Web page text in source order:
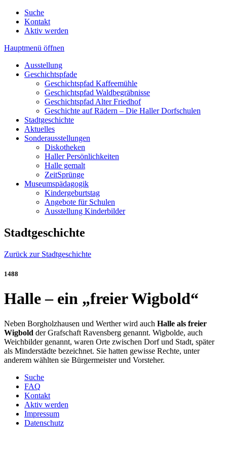
Suche
Kontakt
Aktiv werden
Hauptmenü öffnen
Ausstellung
Geschichtspfade
Geschichtspfad Kaffeemühle
Geschichtspfad Waldbegräbnisse
Geschichtspfad Alter Friedhof
Geschichte auf Rädern – Die Haller Dorfschulen
Stadtgeschichte
Aktuelles
Sonderausstellungen
Diskotheken
Haller Persönlichkeiten
Halle gemalt
ZeitSprünge
Museumspädagogik
Kindergeburtstag
Angebote für Schulen
Ausstellung Kinderbilder
Stadtgeschichte
Zurück zur Stadtgeschichte
1488
Halle – ein „freier Wigbold“
Neben Borgholzhausen und Werther wird auch Halle als freier
Wigbold der Grafschaft Ravensberg genannt. Wigbolde, auch
Weichbilder genannt, waren Orte zwischen Dorf und Stadt, später
als Minderstädte bezeichnet. Sie hatten gewisse Rechte, unter
anderem wählten sie Bürgermeister und Vorsteher.
Suche
FAQ
Kontakt
Aktiv werden
Impressum
Datenschutz